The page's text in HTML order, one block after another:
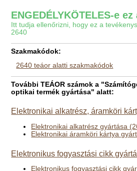
ENGEDÉLYKÖTELES-e
Itt tudja ellenőrizni, hogy ez a
2640
Szakmakódok:
2640 teáor alatti szakmakódok
További TEÁOR számok a
optikai termék gyártása" alatt:
Elektronikai alkatrész, áramköri
Elektronikai alkatrész gyártása
Elektronikai áramköri kártya
Elektronikus fogyasztási cikk
Elektronikus fogyasztási cikk